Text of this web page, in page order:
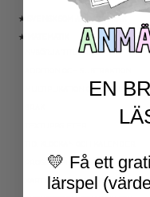
★ SVENSK SOM ANDRASPRÅK
★ MATEMATIK
NYBÖRJARTRÄNING
MULTIPLIKATION OCH DIVISION
PROGRAMMERING
KARTLÄGGNING MATEMATIK
EN
💛 Få ett
lärspel